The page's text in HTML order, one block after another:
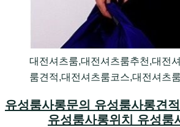
대전셔츠룸,대전셔츠룸추천,대전
룸견적,대전셔츠룸코스,대전셔츠
유성룸사롱문의 유성룸사롱견
유성룸사롱위치 유성룸